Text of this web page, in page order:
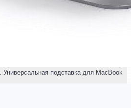
Универсальная подставка для MacBook